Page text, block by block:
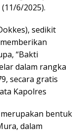
6/2025).
sedikit
“Bakti
dalam rangka
secara gratis
Kapolres
bentuk
dalam